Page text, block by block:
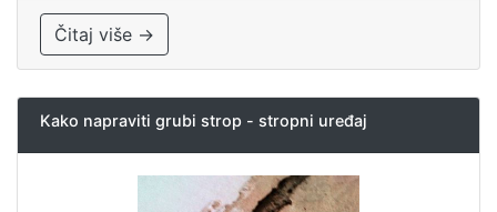
Čitaj više →
Kako napraviti grubi strop - stropni uređaj